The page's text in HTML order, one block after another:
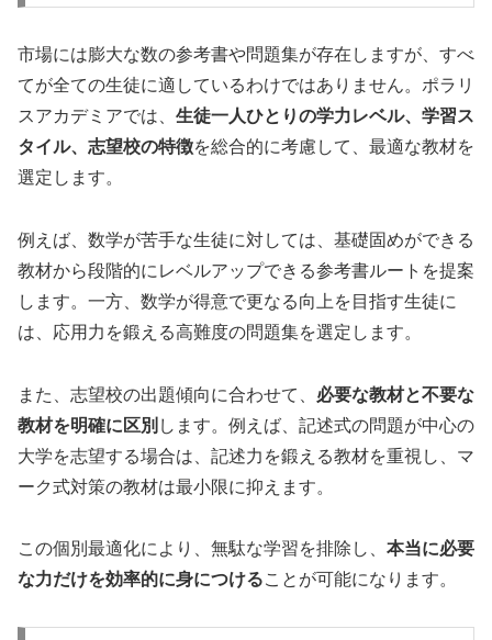
市場には膨大な数の参考書や問題集が存在しますが、すべ
てが全ての生徒に適しているわけではありません。ポラリ
スアカデミアでは、 生徒一人ひとりの学力レベル、学習ス
タイル、志望校の特徴を総合的に考慮して、最適な教材を
選定します。
例えば、数学が苦手な生徒に対しては、基礎固めができる
教材から段階的にレベルアップできる参考書ルートを提案
します。一方、数学が得意で更なる向上を目指す生徒に
は、応用力を鍛える高難度の問題集を選定します。
また、志望校の出題傾向に合わせて、 必要な教材と不要な
教材を明確に区別 します。例えば、記述式の問題が中心の
大学を志望する場合は、記述力を鍛える教材を重視し、マ
ーク式対策の教材は最小限に抑えます。
この個別最適化により、無駄な学習を排除し、 本当に必要
な力だけを効率的に身につけることが可能になります。